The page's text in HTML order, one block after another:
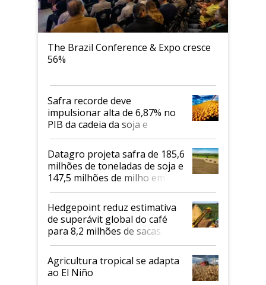
The Brazil Conference & Expo cresce
56%
Safra recorde deve
impulsionar alta de 6,87% no
PIB da cadeia da soja e
biodiesel em 2026
Datagro projeta safra de 185,6
milhões de toneladas de soja e
147,5 milhões de milho em
2026/27
Hedgepoint reduz estimativa
de superávit global do café
para 8,2 milhões de sacas
Agricultura tropical se adapta
ao El Niño